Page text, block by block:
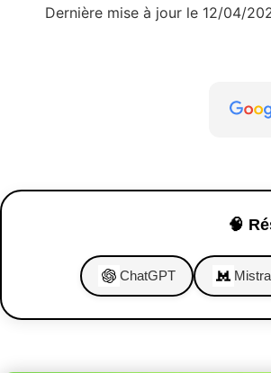
Dernière mise à jour le 12/04/
🧠
ChatGPT